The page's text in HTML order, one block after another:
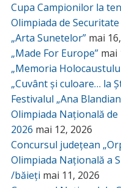
Cupa Campionilor la
Olimpiada de
„Arta Sunetelor” mai
„Made For Europe” mai
„Memoria
„Cuvânt și culoare… la
Festivalul „Ana
Olimpiada Națională
2026 mai 12, 2026
Concursul județean
Olimpiada Națională a
/băieți mai 11, 2026